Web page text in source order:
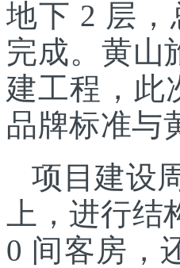
地下 2 层，
完成。黄山
建工程，此
品牌标准与
项目建设
上，进行
0 间客房，